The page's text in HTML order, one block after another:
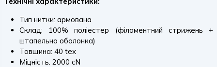
Тип нитки: армована
Склад: 100% поліестер (філаментний стрижень +
штапельна оболонка)
Товщина: 40 tex
Міцність: 2000 cN